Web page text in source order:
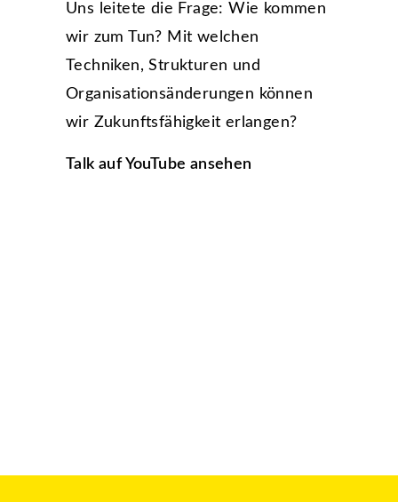
Uns leitete die Frage: Wie kommen
wir zum Tun? Mit welchen
Techniken, Strukturen und
Organisationsänderungen können
wir Zukunftsfähigkeit erlangen?
Talk auf YouTube ansehen